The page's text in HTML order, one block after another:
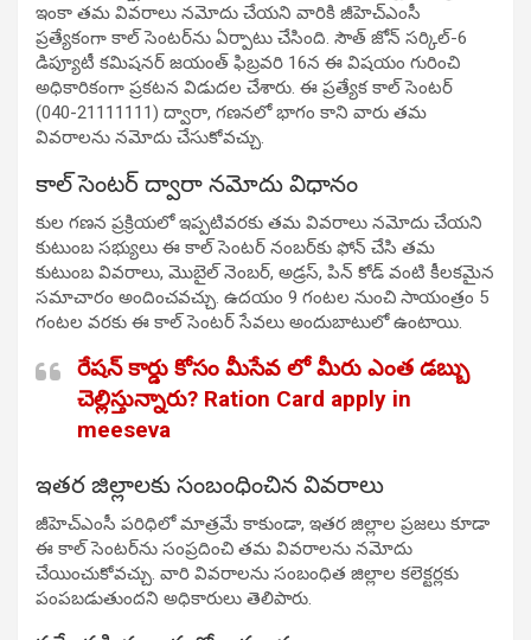
ఇంకా తమ వివరాలు నమోదు చేయని వారికి జీహెచ్ఎంసీ
ప్రత్యేకంగా కాల్ సెంటర్‌ను ఏర్పాటు చేసింది. సౌత్ జోన్ సర్కిల్-6
డిప్యూటీ కమిషనర్ జయంత్ ఫిబ్రవరి 16న ఈ విషయం గురించి
అధికారికంగా ప్రకటన విడుదల చేశారు. ఈ ప్రత్యేక కాల్ సెంటర్
(040-21111111) ద్వారా, గణనలో భాగం కాని వారు తమ
వివరాలను నమోదు చేసుకోవచ్చు.
కాల్ సెంటర్ ద్వారా నమోదు విధానం
కుల గణన ప్రక్రియలో ఇప్పటివరకు తమ వివరాలు నమోదు చేయని
కుటుంబ సభ్యులు ఈ కాల్ సెంటర్ నంబర్‌కు ఫోన్ చేసి తమ
కుటుంబ వివరాలు, మొబైల్ నెంబర్, అడ్రస్, పిన్ కోడ్ వంటి కీలకమైన
సమాచారం అందించవచ్చు. ఉదయం 9 గంటల నుంచి సాయంత్రం 5
గంటల వరకు ఈ కాల్ సెంటర్ సేవలు అందుబాటులో ఉంటాయి.
రేషన్ కార్డు కోసం మీసేవ లో మీరు ఎంత డబ్బు
చెల్లిస్తున్నారు? Ration Card apply in
meeseva
ఇతర జిల్లాలకు సంబంధించిన వివరాలు
జీహెచ్ఎంసీ పరిధిలో మాత్రమే కాకుండా, ఇతర జిల్లాల ప్రజలు కూడా
ఈ కాల్ సెంటర్‌ను సంప్రదించి తమ వివరాలను నమోదు
చేయించుకోవచ్చు. వారి వివరాలను సంబంధిత జిల్లాల కలెక్టర్లకు
పంపబడుతుందని అధికారులు తెలిపారు.